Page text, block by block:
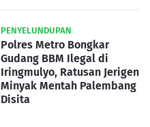
PENYELUNDUPAN
Polres Metro Bongkar
Gudang BBM Ilegal di
Iringmulyo, Ratusan Jerigen
Minyak Mentah Palembang
Disita